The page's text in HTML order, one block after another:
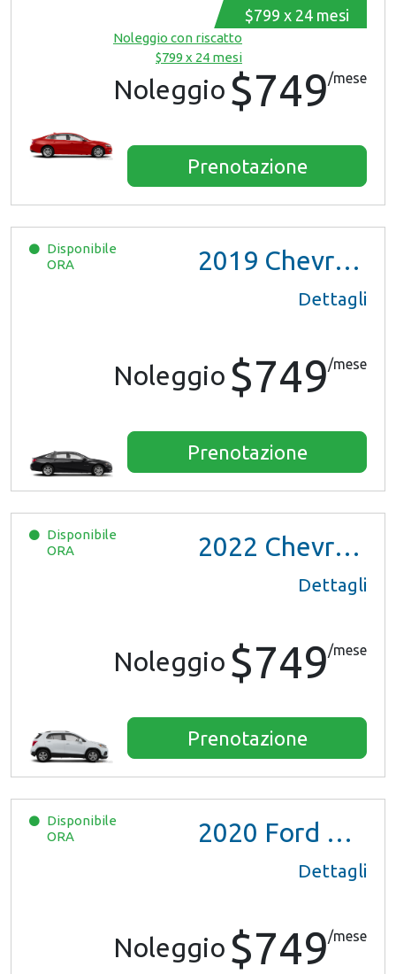
$799 x 24 mesi
Noleggio con riscatto
$799 x 24 mesi
Noleggio $749/mese
Prenotazione
Disponibile
ORA
2019 Chevrolet Malibu
Dettagli
Noleggio $749/mese
Prenotazione
Disponibile
ORA
2022 Chevrolet Trax LS
Dettagli
Noleggio $749/mese
Prenotazione
Disponibile
ORA
2020 Ford EcoSport
Dettagli
Noleggio $749/mese